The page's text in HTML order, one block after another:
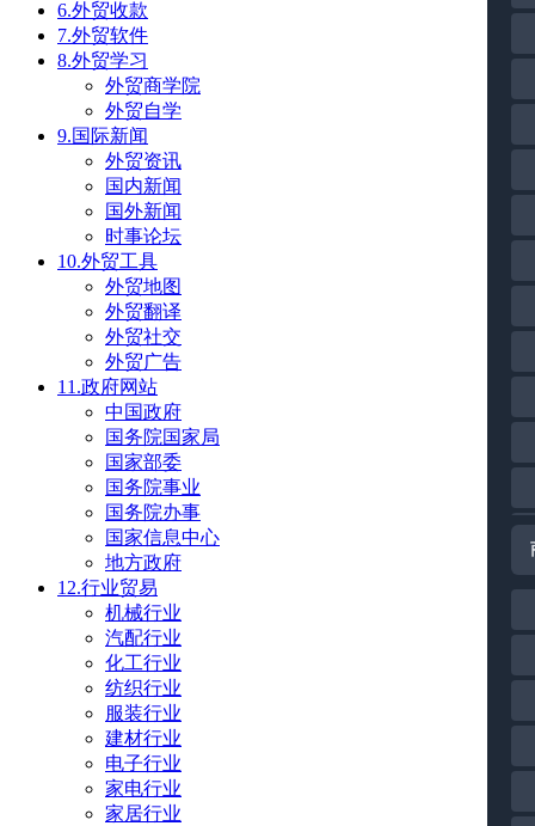
6.外贸收款
7.外贸软件
8.外贸学习
外贸商学院
外贸自学
9.国际新闻
外贸资讯
国内新闻
国外新闻
时事论坛
10.外贸工具
外贸地图
外贸翻译
外贸社交
外贸广告
11.政府网站
中国政府
国务院国家局
国家部委
国务院事业
国务院办事
国家信息中心
地方政府
12.行业贸易
机械行业
汽配行业
化工行业
纺织行业
服装行业
建材行业
电子行业
家电行业
家居行业